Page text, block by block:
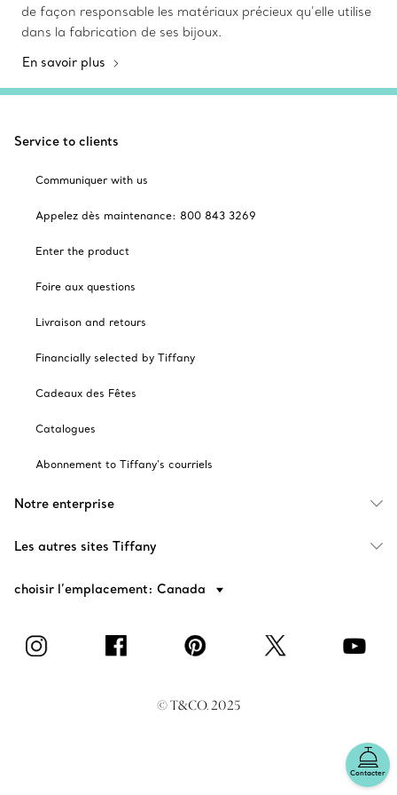
de façon responsable les matériaux précieux qu’elle utilise
dans la fabrication de ses bijoux.
En savoir plus
Contacter
Service to clients
Communiquer with us
Appelez dès maintenance: 800 843 3269
Enter the product
Foire aux questions
Livraison and retours
Financially selected by Tiffany
Cadeaux des Fêtes
Catalogues
Abonnement to Tiffany's courriels
Notre enterprise
Les autres sites Tiffany
choisir l’emplacement: Canada
© T&CO. 2025